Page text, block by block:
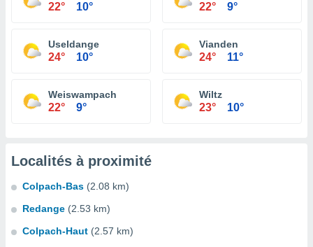
22° 10° 22° 9°
Useldange
24° 10°
Vianden
24° 11°
Weiswampach
22° 9°
Wiltz
23° 10°
Localités à proximité
Colpach-Bas (2.08 km)
Redange (2.53 km)
Colpach-Haut (2.57 km)